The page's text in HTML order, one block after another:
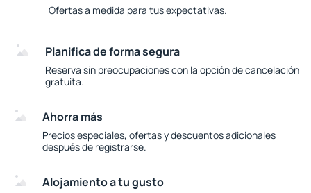
Ofertas a medida para tus expectativas.
Planifica de forma segura
Reserva sin preocupaciones con la opción de cancelación
gratuita.
Ahorra más
Precios especiales, ofertas y descuentos adicionales
después de registrarse.
Alojamiento a tu gusto